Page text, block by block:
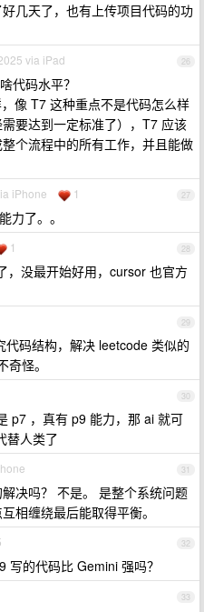
几天了，也有上传项目代码的功
26
via iPad
代码水平？
像 T7 这种重点不是代码怎么样
需要达到一定标准了），T7 应该
个流程中的所有工作，并且能做
27
iPhone 1
力了。。
28
1
，没最开始好用，cursor 也官方
29
码结构，解决 leetcode 类似的
怪。
30
p7 ，真有 p9 能力，那 ai 就可
替人类了
31
决吗？ 不是。 是整个系统问题
相缠绕最后能取得平衡。
32
写的代码比 Gemini 强吗？
33